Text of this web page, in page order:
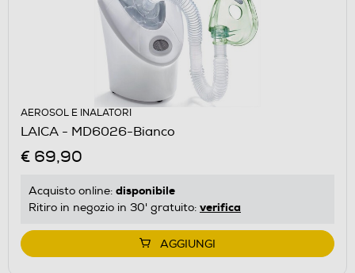
AEROSOL E INALATORI
LAICA - MD6026-Bianco
€ 69,90
Acquisto online: disponibile
Ritiro in negozio in 30' gratuito: verifica
AGGIUNGI